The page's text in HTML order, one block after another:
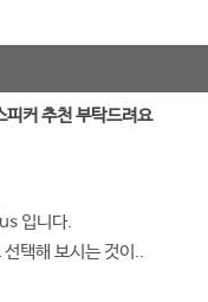
커 추천 부탁드려요
입니다.
택해 보시는 것이..